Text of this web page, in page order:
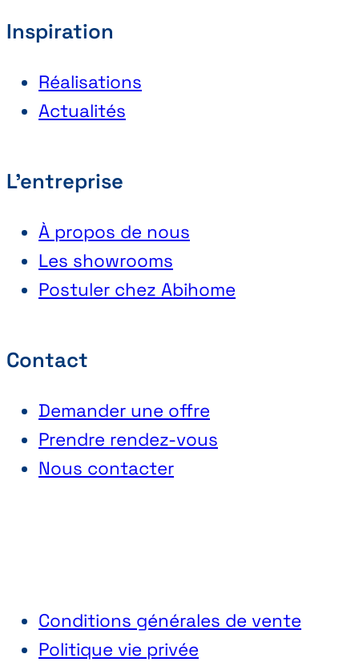
Conditions générales de vente
Politique vie privée
Inspiration
Réalisations
Actualités
L'entreprise
À propos de nous
Les showrooms
Postuler chez Abihome
Contact
Demander une offre
Prendre rendez-vous
Nous contacter